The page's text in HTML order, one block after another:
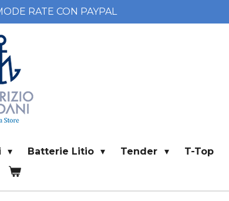
RATE CON PAYPAL
Batterie Litio Tender T-Top